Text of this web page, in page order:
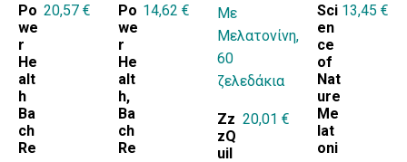
Po
we
r
He
alt
h
Ba
ch
Re
20,57 €
Po
we
r
He
alt
h,
Ba
ch
Re
14,62 €
Zz
zQ
uil
20,01 €
Sci
en
ce
of
Nat
ure
Me
lat
oni
13,45 €